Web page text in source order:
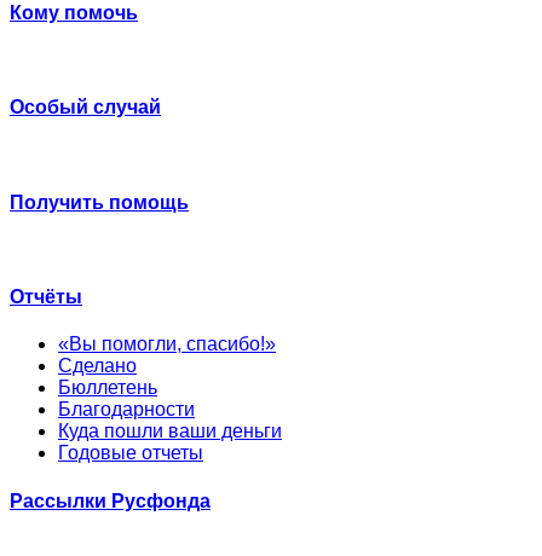
Кому помочь
Особый случай
Получить помощь
Отчёты
«Вы помогли, спасибо!»
Сделано
Бюллетень
Благодарности
Куда пошли ваши деньги
Годовые отчеты
Рассылки Русфонда